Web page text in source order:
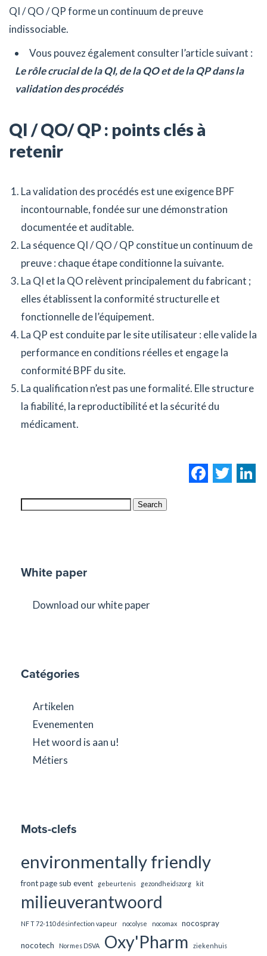
QI / QO / QP forme un continuum de preuve
indissociable.
Vous pouvez également consulter l’article suivant :
Le rôle crucial de la QI, de la QO et de la QP dans la
validation des procédés
QI / QO/ QP : points clés à
retenir
La validation des procédés est une exigence BPF
incontournable, fondée sur une démonstration
documentée et auditable.
La séquence QI / QO / QP constitue un continuum de
preuve : chaque étape conditionne la suivante.
La QI et la QO relèvent principalement du fabricant ;
elles établissent la conformité structurelle et
fonctionnelle de l’équipement.
La QP est conduite par le site utilisateur : elle valide la
performance en conditions réelles et engage la
conformité BPF du site.
La qualification n’est pas une formalité. Elle structure
la fiabilité, la reproductibilité et la sécurité du
médicament.
Search
White paper
Download our white paper
Catégories
Artikelen
Evenementen
Het woord is aan u!
Métiers
Mots-clefs
environmentally friendly
front page sub event gebeurtenis gezondheidszorg kit
milieuverantwoord
NF T 72-110 désinfection vapeur nocolyse nocomax nocospray
nocotech Normes DSVA Oxy'Pharm ziekenhuis